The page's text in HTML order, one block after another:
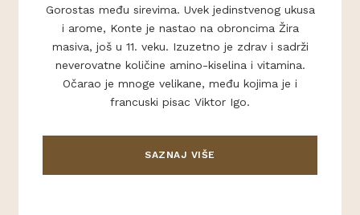
Gorostas među sirevima. Uvek jedinstvenog ukusa
i arome, Konte je nastao na obroncima Žira
masiva, još u 11. veku. Izuzetno je zdrav i sadrži
neverovatne količine amino-kiselina i vitamina.
Očarao je mnoge velikane, među kojima je i
francuski pisac Viktor Igo.
SAZNAJ VIŠE